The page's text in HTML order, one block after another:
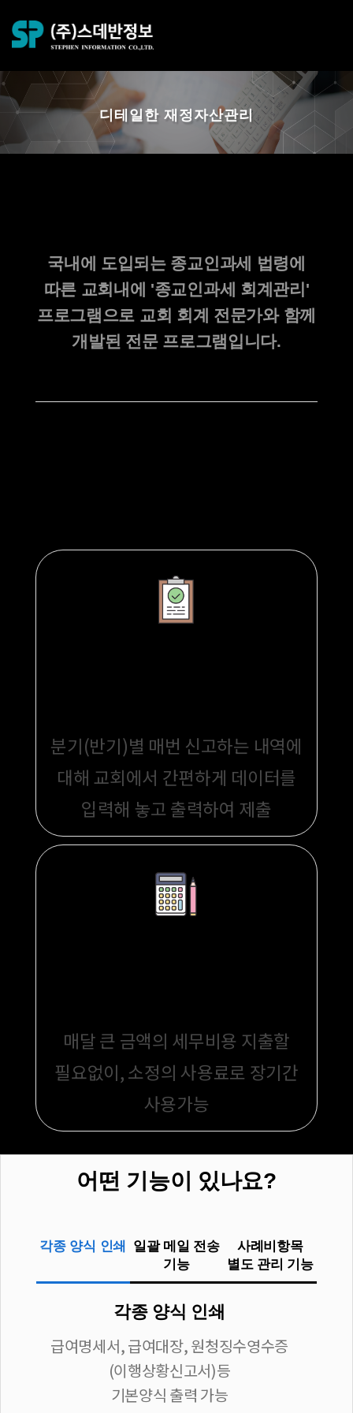
디테일한 재정자산관리
국내에 도입되는 종교인과세 법령에
따른 교회내에 '종교인과세 회계관리'
프로그램으로 교회 회계 전문가와 함께
개발된 전문 프로그램입니다.
분기(반기)별 매번 신고하는 내역에
대해 교회에서 간편하게 데이터를
입력해 놓고 출력하여 제출
매달 큰 금액의 세무비용 지출할
필요없이,소정의 사용료로 장기간
사용가능
어떤 기능이 있나요?
각종 양식 인쇄
일괄 메일 전송
기능
사례비항목
별도 관리 기능
각종 양식 인쇄
급여명세서, 급여대장, 원청징수영수증
(이행상황신고서)등
기본양식 출력 가능